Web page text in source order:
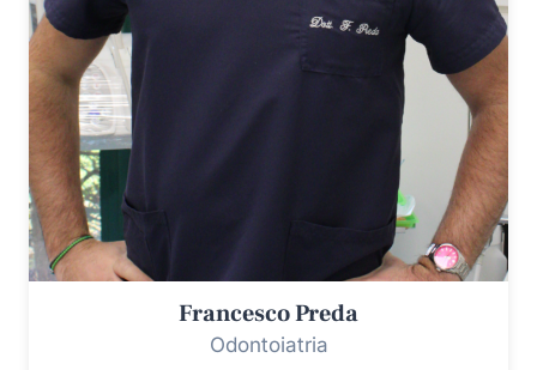
Francesco Preda
Odontoiatria